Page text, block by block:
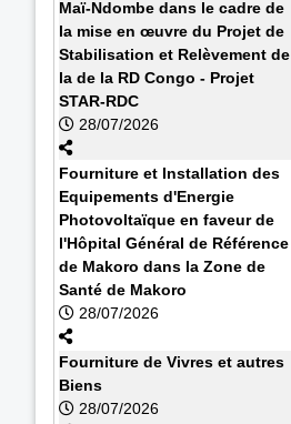
Maï-Ndombe dans le cadre de
la mise en œuvre du Projet de
Stabilisation et Relèvement de
la de la RD Congo - Projet
STAR-RDC
28/07/2026
Fourniture et Installation des
Equipements d'Energie
Photovoltaïque en faveur de
l'Hôpital Général de Référence
de Makoro dans la Zone de
Santé de Makoro
28/07/2026
Fourniture de Vivres et autres
Biens
28/07/2026